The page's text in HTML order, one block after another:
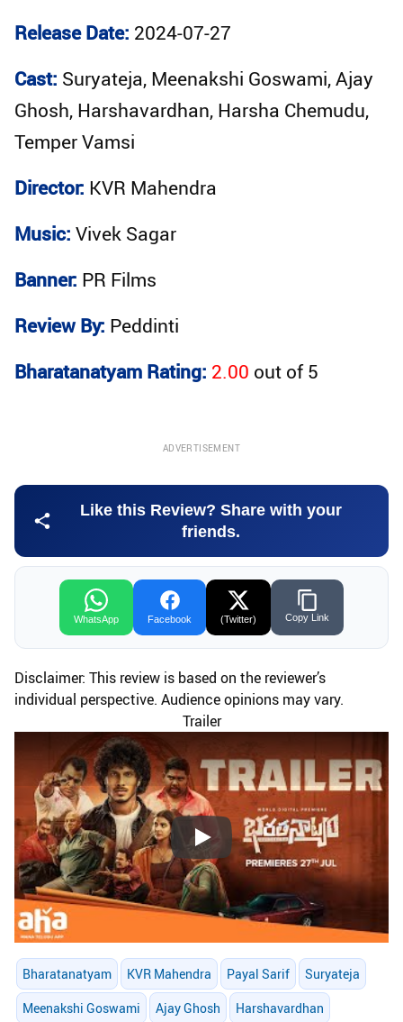
Release Date: 2024-07-27
Cast: Suryateja, Meenakshi Goswami, Ajay
Ghosh, Harshavardhan, Harsha Chemudu,
Temper Vamsi
Director: KVR Mahendra
Music: Vivek Sagar
Banner: PR Films
Review By: Peddinti
Bharatanatyam Rating: 2.00 out of5
ADVERTISEMENT
Like this Review? Share with your
friends.
WhatsApp Facebook (Twitter) Copy Link
Disclaimer: This review is based on the reviewer’s
individual perspective. Audience opinions may vary.
Trailer
Play
Bharatanatyam KVR Mahendra Payal Sarif Suryateja
Meenakshi Goswami Ajay Ghosh Harshavardhan